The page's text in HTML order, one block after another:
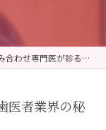
専門医が診る！歯医者業界の秘密とは
医者業界の秘